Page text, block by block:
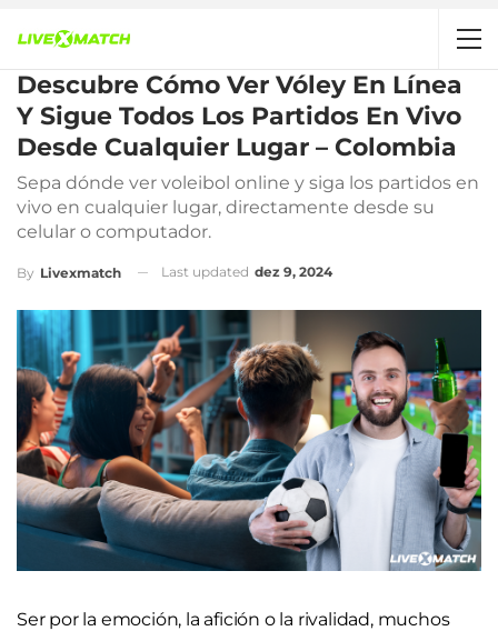
Descubre Cómo Ver Vóley En Línea
Y Sigue Todos Los Partidos En Vivo
Desde Cualquier Lugar – Colombia
Sepa dónde ver voleibol online y siga los partidos en
vivo en cualquier lugar, directamente desde su
celular o computador.
By Livexmatch Last updated dez 9, 2024
Ser por la emoción, la afición o la rivalidad, muchos